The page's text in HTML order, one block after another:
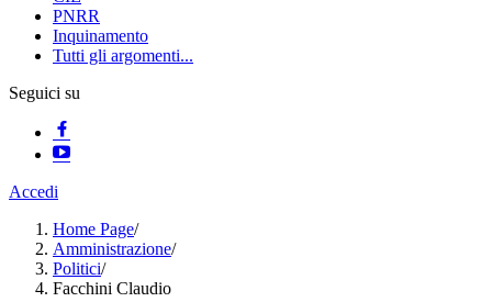
PNRR
Inquinamento
Tutti gli argomenti...
Seguici su
Accedi
Home Page/
Amministrazione/
Politici/
Facchini Claudio